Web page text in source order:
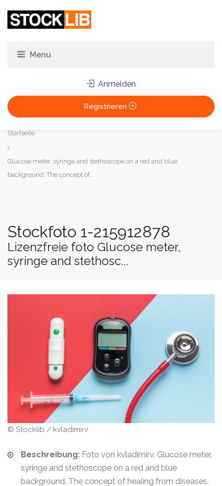
Anmelden
Registrieren
Sie
sind
hier:
Startseite
Glucose meter, syringe and stethoscope on a red and blue
background. The concept of...
Stockfoto 1-215912878
Lizenzfreie foto Glucose meter,
syringe and stethosc...
© Stocklib / kvladimirv
Beschreibung: Foto von kvladimirv. Glucose meter,
syringe and stethoscope on a red and blue
background. The concept of healing from diseases.